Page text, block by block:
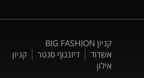
קניון BIG FASHION
אשדוד
דיזנגוף סנטר
קניון
אילון